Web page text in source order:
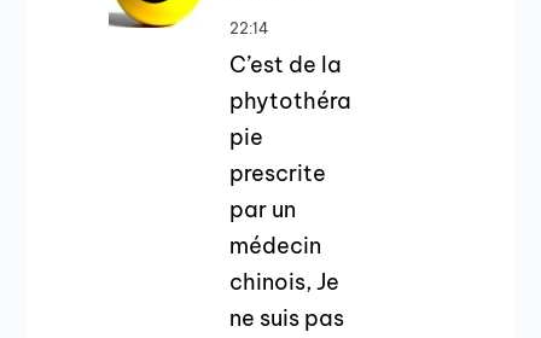
22:14
C’est de la
phytothéra
pie
prescrite
par un
médecin
chinois, Je
ne suis pas